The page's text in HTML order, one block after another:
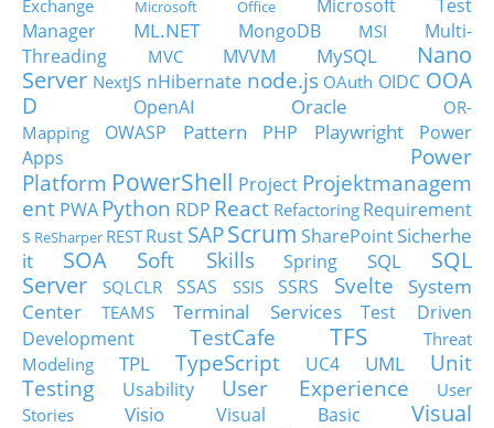
Exchange
Microsoft Office
Microsoft Test
Manager
ML.NET MongoDB MSI
Multi-
Threading
MVC MVVM MySQL
Nano
Server NextJS nHibernate node.js OAuth OIDC OOA
D
OpenAI Oracle
OR-
Mapping
OWASP Pattern PHP Playwright
Power
Apps
Power
Platform PowerShell Project Projektmanagem
ent PWA Python RDP React Refactoring Requirement
s ReSharper RESTRust SAPScrum SharePointSicherhe
it
SOA Soft Skills Spring SQL
SQL
Server
SQLCLR SSAS SSIS SSRS Svelte
System
Center
TEAMS Terminal Services
Test Driven
Development
TestCafe TFS
Threat
Modeling
TPL TypeScript UC4 UML
Unit
Testing
Usability User Experience
User
Stories
Visio Visual Basic
Visual